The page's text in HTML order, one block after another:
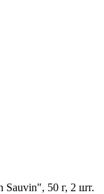
Sauvin", 50 г, 2 шт.